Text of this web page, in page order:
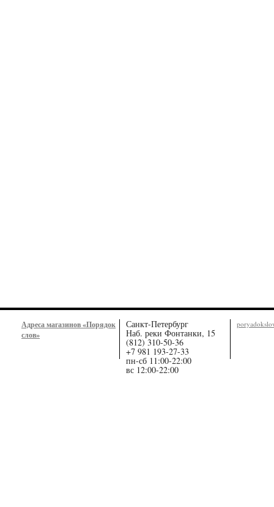
Адреса магазинов «Порядок
слов»
Санкт-Петербург
Наб. реки Фонтанки, 15
(812) 310-50-36
+7 981 193-27-33
пн-сб 11:00-22:00
вс 12:00-22:00